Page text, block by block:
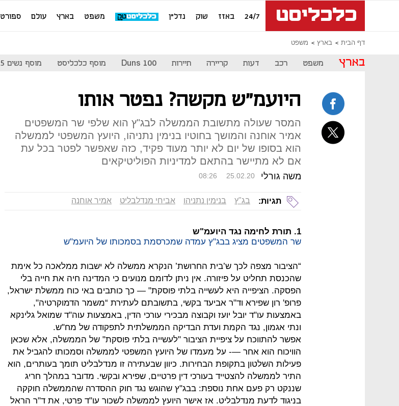
24/7 באזז שוק נדל"ן משפט בארץ עולם ספורט
דף הבית בארץ משפט
בארץ משפט רכב דעות קריירה תיירות Duns 100 מוסף כלכליסט מוסף נשים 2025
היועמ"ש מקשה? נפטר אותו
המסר שעולה מתשובת הממשלה לבג"ץ הוא שלפי שר המשפטים
אמיר אוחנה והמושך בחוטיו בנימין נתניהו, היועץ המשפטי לממשלה
הוא בסופו של יום לא יותר מעוד פקיד, כזה שאפשר לפטר בכל עת
אם לא מתיישר בהתאם למדיניות הפוליטיקאים
משה גורלי 08:26 25.02.20
תגיות: בג"ץ בנימין נתניהו אביחי מנדלבליט אמיר אוחנה
1. תורת לחימה נגד היועמ"ש
שר המשפטים מציג בבג"ץ עמדה שמכרסמת בסמכותו של היועמ"ש
“הציבור מצפה לכך ש’בית החרושת’ הנקרא ממשלה לא ישבות ממלאכה כל אימת
שהכנסת תחליט על פיזורה. אין ניתן לדומם מנועים כי המדינה חיה את חייה בלי
הפסקה. הציפייה היא לעשייה בלתי פוסקת" — כך כותבים באי כוח ממשלת ישראל,
פרופ' רון שפירא וד"ר אביעד בקשי, בתשובתם לעתירת “משמר הדמוקרטיה",
באמצעות עו"ד יובל יועז וקבוצה מבכירי עורכי הדין, באמצעות עוה"ד שמואל גלינקא
ונתי אגמון, נגד הקמת ועדת הבדיקה הממשלתית לתפקודה של מח"ש.
אפשר להתווכח על ציפיית הציבור "לעשייה בלתי פוסקת" של הממשלה, אלא שכאן
הוויכוח הוא אחר —- על מעמדו של היועץ המשפטי לממשלה וסמכותו להגביל את
פעילות השלטון בתקופת הבחירות. כיוון שבעתירה זו מנדלבליט תומך בעותרים, הוא
התיר לממשלה להצטייד בעורכי דין פרטיים, שפירא ובקשי. מדובר במהלך חריג
שננקט רק פעם אחת נוספת: בבג"ץ שהוגש נגד חוק ההסדרה שהממשלה חוקקה
בניגוד לדעת מנדלבליט. אז אישר היועץ לממשלה לשכור עו"ד פרטי, את ד"ר הראל